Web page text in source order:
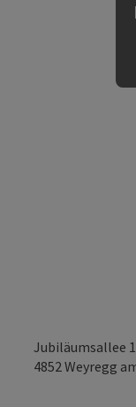
Jubiläumsallee
4852 Weyregg